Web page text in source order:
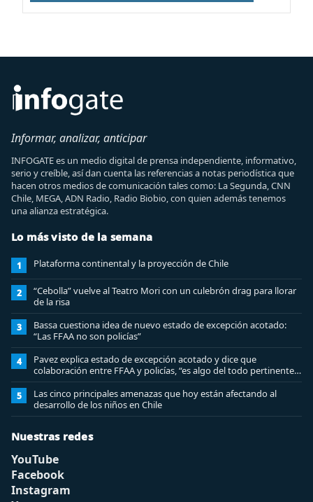
Informar, analizar, anticipar
INFOGATE es un medio digital de prensa independiente, informativo,
serio y creíble, así dan cuenta las referencias a notas periodística que
hacen otros medios de comunicación tales como: La Segunda, CNN
Chile, MEGA, ADN Radio, Radio Biobio, con quien además tenemos
una alianza estratégica.
Lo más visto de la semana
1 Plataforma continental y la proyección de Chile
2
“Cebolla” vuelve al Teatro Mori con un culebrón drag para llorar
de la risa
3
Bassa cuestiona idea de nuevo estado de excepción acotado:
“Las FFAA no son policías”
4
Pavez explica estado de excepción acotado y dice que
colaboración entre FFAA y policías, “es algo del todo pertinente
analizar”
5
Las cinco principales amenazas que hoy están afectando al
desarrollo de los niños en Chile
Nuestras redes
YouTube
Facebook
Instagram